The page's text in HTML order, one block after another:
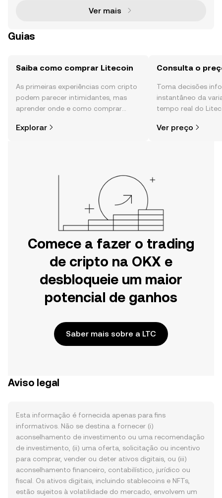
Ver mais
Guias
Saiba como comprar Litecoin
As primeiras experiências com cripto
podem parecer intimidantes, mas
aprender onde e como comprar
Começa a tua viagem na aplicação
Explorar
Consulta o
Toma decisões
instantâneo da
tempo real do
mais.
Ver preço
Comece a fazer o trading
de cripto na OKX e
desbloqueie um maior
potencial de ganhos
Saber mais sobre a LTC
Aviso legal
Esta informação é fornecida apenas para fins
informativos. Não se destina a fornecer (i)
aconselhamento de investimento ou uma recomendação
de investimento, (ii) uma oferta, solicitação ou incentivo
para comprar, vender ou deter ativos digitais, ou (iii)
aconselhamento financeiro, contabilístico, jurídico ou
fiscal. Os ativos digitais, incluindo stablecoins e NFTs,
estão sujeitos à volatilidade do mercado, envolvem um